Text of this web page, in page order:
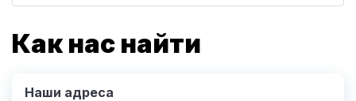
Как нас найти
Наши адреса